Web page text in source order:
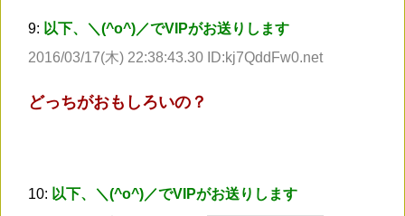
9: 以下、＼(^o^)／でVIPがお送りします
2016/03/17(木) 22:38:43.30 ID:kj7QddFw0.net
どっちがおもしろいの？
10: 以下、＼(^o^)／でVIPがお送りします